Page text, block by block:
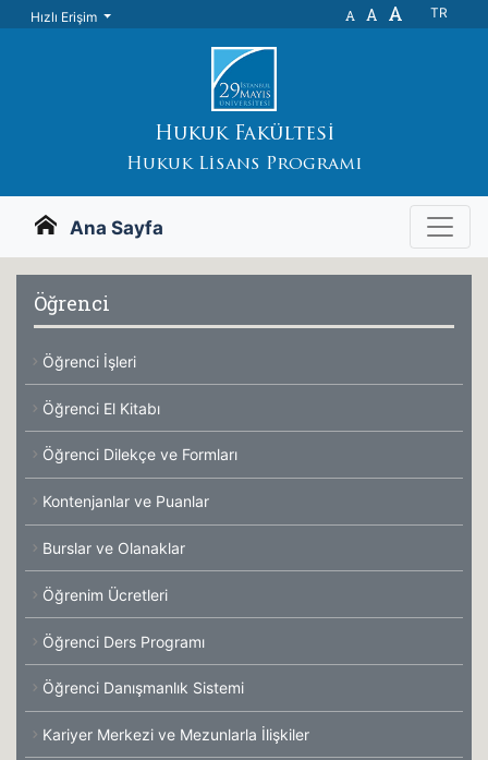
Hızlı Erişim A A A TR
Hukuk Fakültesi
Hukuk Lisans Programı
Ana Sayfa
Öğrenci
Öğrenci İşleri
Öğrenci El Kitabı
Öğrenci Dilekçe ve Formları
Kontenjanlar ve Puanlar
Burslar ve Olanaklar
Öğrenim Ücretleri
Öğrenci Ders Programı
Öğrenci Danışmanlık Sistemi
Kariyer Merkezi ve Mezunlarla İlişkiler